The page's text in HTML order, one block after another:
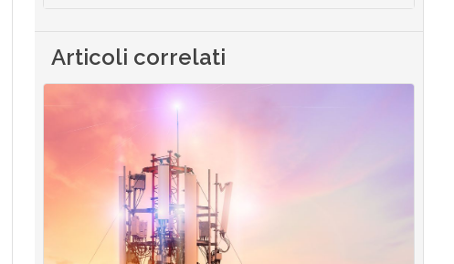
Articoli correlati